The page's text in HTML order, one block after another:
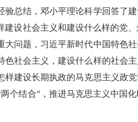
总结，邓小平理论科学回答了
设社会主义和建设什么样的党、
问题，习近平新时代中国特色
社会主义，建设什么样的社会
建设长期执政的马克思主义政
个结合”，推进马克思主义中国